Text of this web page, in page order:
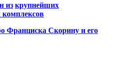
из крупнейших
Франциска Скорину и его